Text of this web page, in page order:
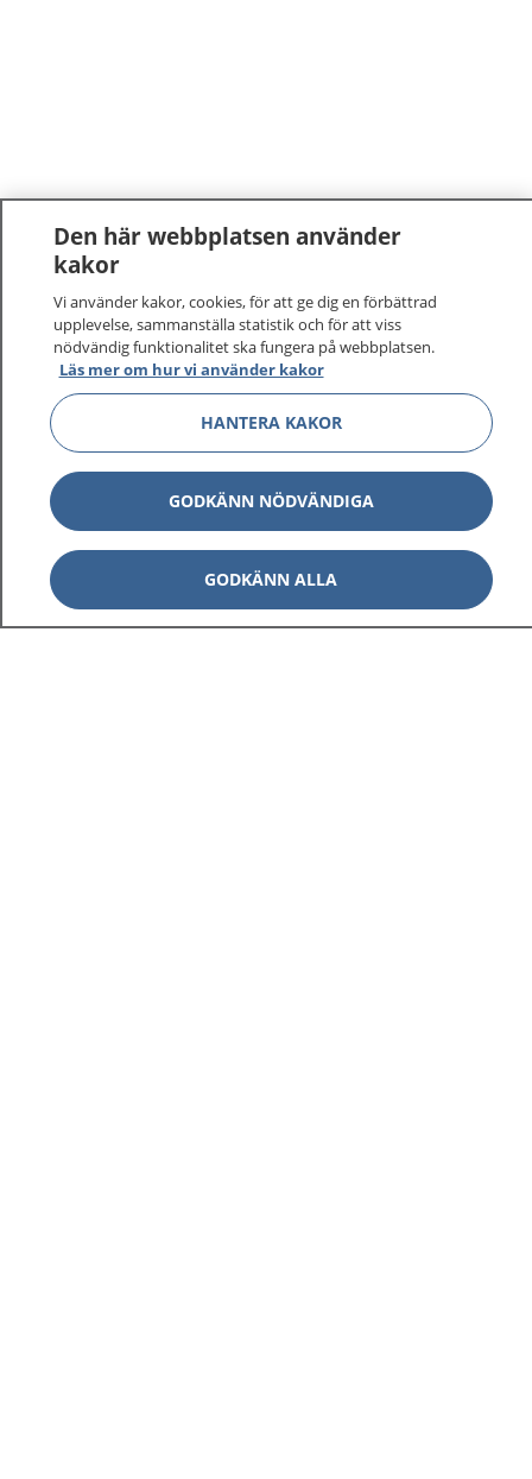
Den här webbplatsen använder
kakor
Vi använder kakor, cookies, för att ge dig en förbättrad
upplevelse, sammanställa statistik och för att viss
nödvändig funktionalitet ska fungera på webbplatsen.
Läs mer om hur vi använder kakor
HANTERA KAKOR
GODKÄNN NÖDVÄNDIGA
GODKÄNN ALLA